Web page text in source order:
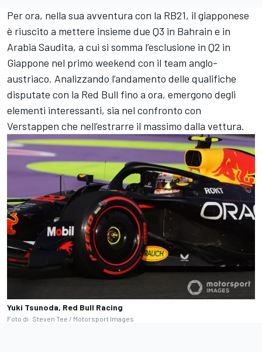
Per ora, nella sua avventura con la RB21, il giapponese
è riuscito a mettere insieme due Q3 in Bahrain e in
Arabia Saudita, a cui si somma l’esclusione in Q2 in
Giappone nel primo weekend con il team anglo-
austriaco. Analizzando l’andamento delle qualifiche
disputate con la Red Bull fino a ora, emergono degli
elementi interessanti, sia nel confronto con
Verstappen che nell’estrarre il massimo dalla vettura.
Yuki Tsunoda, Red Bull Racing
Foto di: Steven Tee / Motorsport Images